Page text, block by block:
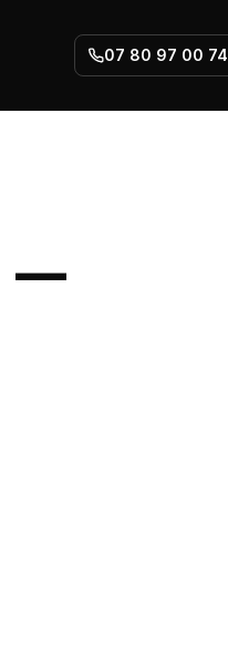
07 80 97 00 74
—